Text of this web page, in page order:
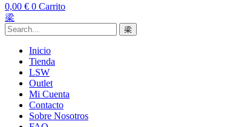
0,00 € 0 Carrito
Inicio
Tienda
LSW
Outlet
Mi Cuenta
Contacto
Sobre Nosotros